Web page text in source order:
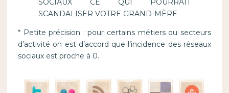
SOCIAUX CE QUI POURRAIT
SCANDALISER VOTRE GRAND-MÈRE
* Petite précision : pour certains métiers ou secteurs
d’activité on est d’accord que l’incidence des réseaux
sociaux est proche à 0.